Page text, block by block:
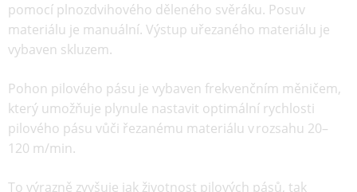
pomocí plnozdvihového děleného svěráku. Posuv
materiálu je manuální. Výstup uřezaného materiálu je
vybaven skluzem.
Pohon pilového pásu je vybaven frekvenčním měničem,
který umožňuje plynule nastavit optimální rychlosti
pilového pásu vůči řezanému materiálu v rozsahu 20–
120 m/min.
To výrazně zvyšuje jak životnost pilových pásů, tak